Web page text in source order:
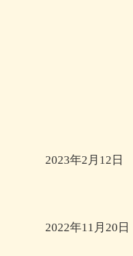
2023年2月12日
2022年11月20日